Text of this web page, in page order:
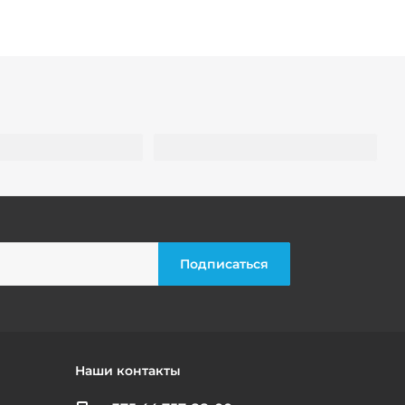
Наши контакты